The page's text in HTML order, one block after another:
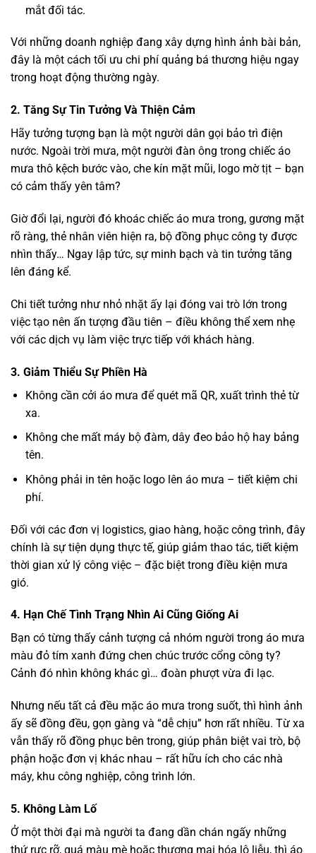
mắt đối tác.
Với những doanh nghiệp đang xây dựng hình ảnh bài bản,
đây là một cách tối ưu chi phí quảng bá thương hiệu ngay
trong hoạt động thường ngày.
2. Tăng Sự Tin Tưởng Và Thiện Cảm
Hãy tưởng tượng bạn là một người dân gọi bảo trì điện
nước. Ngoài trời mưa, một người đàn ông trong chiếc áo
mưa thô kệch bước vào, che kín mặt mũi, logo mờ tịt – bạn
có cảm thấy yên tâm?
Giờ đổi lại, người đó khoác chiếc áo mưa trong, gương mặt
rõ ràng, thẻ nhân viên hiện ra, bộ đồng phục công ty được
nhìn thấy… Ngay lập tức, sự minh bạch và tin tưởng tăng
lên đáng kể.
Chi tiết tưởng như nhỏ nhặt ấy lại đóng vai trò lớn trong
việc tạo nên ấn tượng đầu tiên – điều không thể xem nhẹ
với các dịch vụ làm việc trực tiếp với khách hàng.
3. Giảm Thiểu Sự Phiền Hà
Không cần cởi áo mưa để quét mã QR, xuất trình thẻ từ
xa.
Không che mất máy bộ đàm, dây đeo bảo hộ hay bảng
tên.
Không phải in tên hoặc logo lên áo mưa – tiết kiệm chi
phí.
Đối với các đơn vị logistics, giao hàng, hoặc công trình, đây
chính là sự tiện dụng thực tế, giúp giảm thao tác, tiết kiệm
thời gian xử lý công việc – đặc biệt trong điều kiện mưa
gió.
4. Hạn Chế Tình Trạng Nhìn Ai Cũng Giống Ai
Bạn có từng thấy cảnh tượng cả nhóm người trong áo mưa
màu đỏ tím xanh đứng chen chúc trước cổng công ty?
Cảnh đó nhìn không khác gì… đoàn phượt vừa đi lạc.
Nhưng nếu tất cả đều mặc áo mưa trong suốt, thì hình ảnh
ấy sẽ đồng đều, gọn gàng và “dễ chịu” hơn rất nhiều. Từ xa
vẫn thấy rõ đồng phục bên trong, giúp phân biệt vai trò, bộ
phận hoặc đơn vị khác nhau – rất hữu ích cho các nhà
máy, khu công nghiệp, công trình lớn.
5. Không Làm Lố
Ở một thời đại mà người ta đang dần chán ngấy những
thứ rực rỡ, quá màu mè hoặc thương mại hóa lộ liễu, thì áo